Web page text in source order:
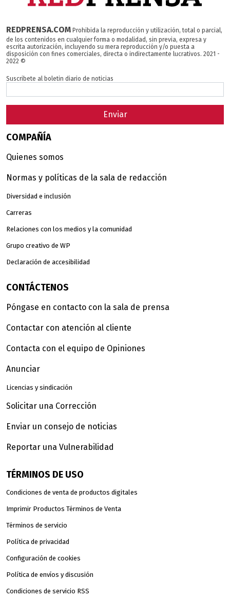
REDPRENSA.COM Prohibida la reproducción y utilización, total o parcial,
de los contenidos en cualquier forma o modalidad, sin previa, expresa y
escrita autorización, incluyendo su mera reproducción y/o puesta a
disposición con fines comerciales, directa o indirectamente lucrativos. 2021 -
2022 ©
Suscribete al boletin diario de noticias
Enviar
COMPAÑÍA
Quienes somos
Normas y políticas de la sala de redacción
Diversidad e inclusión
Carreras
Relaciones con los medios y la comunidad
Grupo creativo de WP
Declaración de accesibilidad
CONTÁCTENOS
Póngase en contacto con la sala de prensa
Contactar con atención al cliente
Contacta con el equipo de Opiniones
Anunciar
Licencias y sindicación
Solicitar una Corrección
Enviar un consejo de noticias
Reportar una Vulnerabilidad
TÉRMINOS DE USO
Condiciones de venta de productos digitales
Imprimir Productos Términos de Venta
Términos de servicio
Política de privacidad
Configuración de cookies
Política de envíos y discusión
Condiciones de servicio RSS